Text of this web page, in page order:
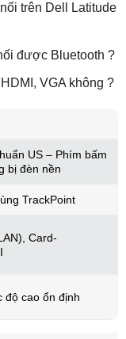
trên Dell Latitude
được Bluetooth ?
VGA không ?
US – Phím bấm
bị đèn nền
TrackPoint
Card-
độ cao ổn định